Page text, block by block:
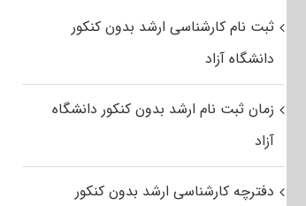
ثبت نام کارشناسی ارشد بدون کنکور
دانشگاه آزاد
زمان ثبت نام ارشد بدون کنکور دانشگاه
آزاد
دفترچه کارشناسی ارشد بدون کنکور